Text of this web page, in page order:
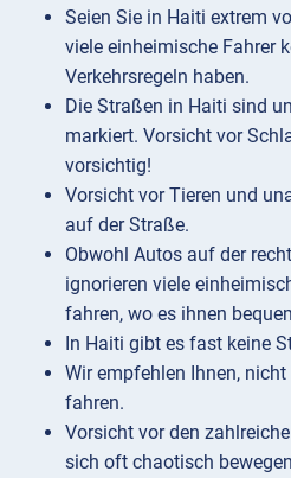
Seien Sie in Haiti extrem
viele einheimische Fahrer
Verkehrsregeln haben.
Die Straßen in Haiti sind
markiert. Vorsicht vor
vorsichtig!
Vorsicht vor Tieren und
auf der Straße.
Obwohl Autos auf der
ignorieren viele
fahren, wo es ihnen
In Haiti gibt es fast keine
Wir empfehlen Ihnen,
fahren.
Vorsicht vor den
sich oft chaotisch